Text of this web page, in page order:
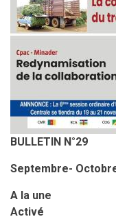
BULLETIN N°29
Septembre-
A la une
Activé